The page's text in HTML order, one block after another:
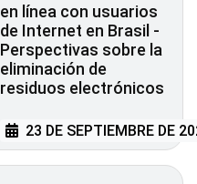
en línea con usuarios
de Internet en Brasil -
Perspectivas sobre la
eliminación de
residuos electrónicos
23 DE SEPTIEMBRE DE